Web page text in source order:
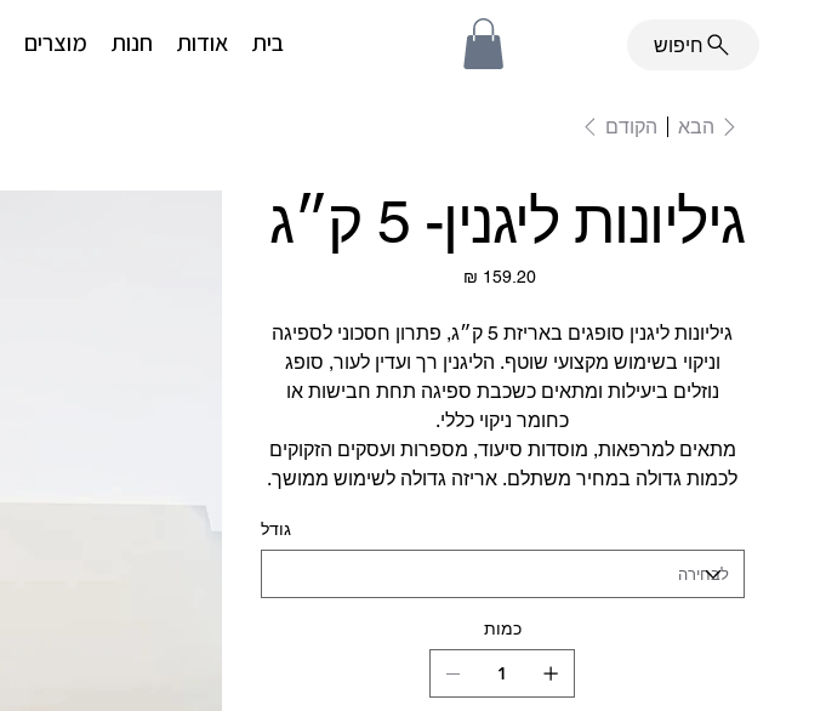
בית אודות חנות מוצרים חיפוש
הקודם הבא
גיליונות ליגנין- 5 ק״ג
מחיר
גיליונות ליגנין סופגים באריזת 5 ק״ג, פתרון חסכוני לספיגה
וניקוי בשימוש מקצועי שוטף. הליגנין רך ועדין לעור, סופג
נוזלים ביעילות ומתאים כשכבת ספיגה תחת חבישות או
כחומר ניקוי כללי.
מתאים למרפאות, מוסדות סיעוד, מספרות ועסקים הזקוקים
לכמות גדולה במחיר משתלם. אריזה גדולה לשימוש ממושך.
גודל
כמות